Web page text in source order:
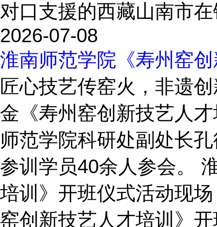
对口支援的西藏山南市
2026-07-08
淮南师范学院《寿州窑
匠心技艺传窑火，非遗
金《寿州窑创新技艺人
师范学院科研处副处长
参训学员40余人参会。
培训》开班仪式活动现
窑创新技艺人才培训》